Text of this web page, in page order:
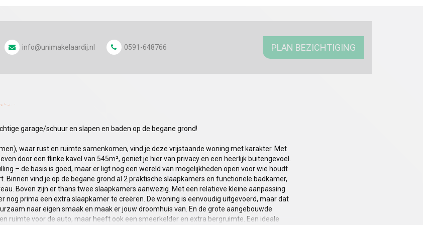
info@unimakelaardij.nl 0591-648766 PLAN BEZICHTIGING
garage/schuur en slapen en baden op de begane grond!
waar rust en ruimte samenkomen, vind je deze vrijstaande woning met karakter. Met
door een flinke kavel van 545m², geniet je hier van privacy en een heerlijk buitengevoel.
– de basis is goed, maar er ligt nog een wereld van mogelijkheden open voor wie houdt
Binnen vind je op de begane grond al 2 praktische slaapkamers en functionele badkamer,
Boven zijn er thans twee slaapkamers aanwezig. Met een relatieve kleine aanpassing
nog prima een extra slaapkamer te creëren. De woning is eenvoudig uitgevoerd, maar dat
naar eigen smaak en maak er jouw droomhuis van. En de grote aangebouwde
ruimte voor de auto, maar heeft ook een smeerkelder en extra bergruimte. Een ideale